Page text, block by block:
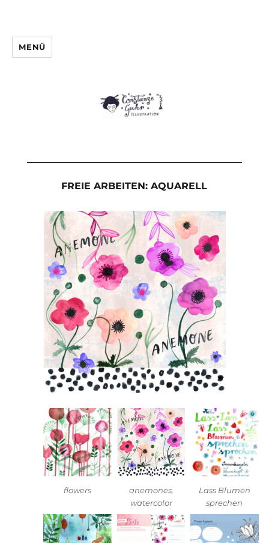
MENÜ
FREIE ARBEITEN: AQUARELL
flowers
anemones,
watercolor
Lass Blumen
sprechen